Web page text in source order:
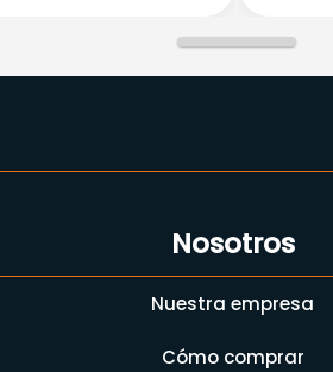
Nosotros
Nuestra empresa
Cómo comprar